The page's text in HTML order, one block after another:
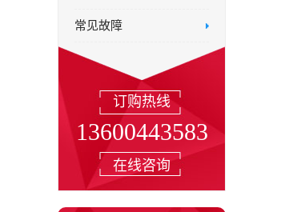
常见故障
订购热线
13600443583
在线咨询